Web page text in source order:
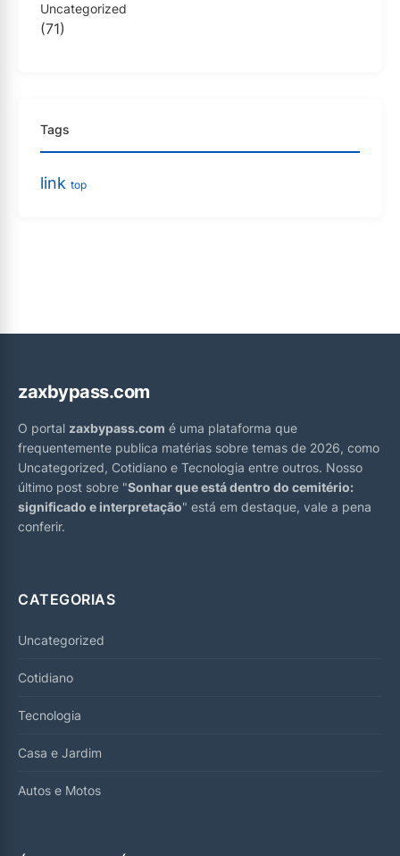
Uncategorized
(71)
Tags
link top
zaxbypass.com
O portal zaxbypass.com é uma plataforma que
frequentemente publica matérias sobre temas de 2026, como
Uncategorized, Cotidiano e Tecnologia entre outros. Nosso
último post sobre "Sonhar que está dentro do cemitério:
significado e interpretação" está em destaque, vale a pena
conferir.
CATEGORIAS
Uncategorized
Cotidiano
Tecnologia
Casa e Jardim
Autos e Motos